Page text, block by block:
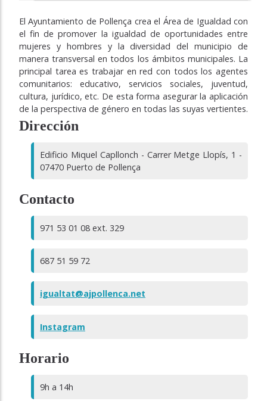
El Ayuntamiento de Pollença crea el Área de Igualdad con
el fin de promover la igualdad de oportunidades entre
mujeres y hombres y la diversidad del municipio de
manera transversal en todos los ámbitos municipales. La
principal tarea es trabajar en red con todos los agentes
comunitarios: educativo, servicios sociales, juventud,
cultura, jurídico, etc. De esta forma asegurar la aplicación
de la perspectiva de género en todas las suyas vertientes.
Dirección
Edificio Miquel Capllonch - Carrer Metge Llopís, 1 -
07470 Puerto de Pollença
Contacto
971 53 01 08 ext. 329
687 51 59 72
igualtat@ajpollenca.net
Instagram
Horario
9h a 14h